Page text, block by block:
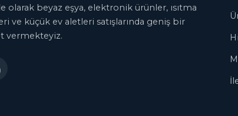
olarak beyaz eşya, elektronik ürünler, ısıtma
ve küçük ev aletleri satışlarında geniş bir
vermekteyiz.